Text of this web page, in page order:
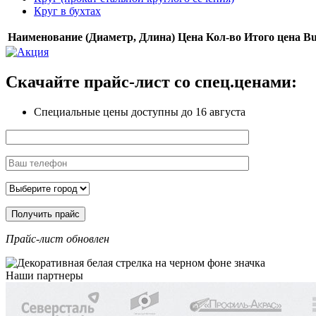
Круг в бухтах
Наименование (Диаметр, Длина) Цена Кол-во Итого цена
Скачайте прайс-лист со спец.ценами:
Специальные цены доступны до 16 августа
Прайс-лист обновлен
Наши партнеры